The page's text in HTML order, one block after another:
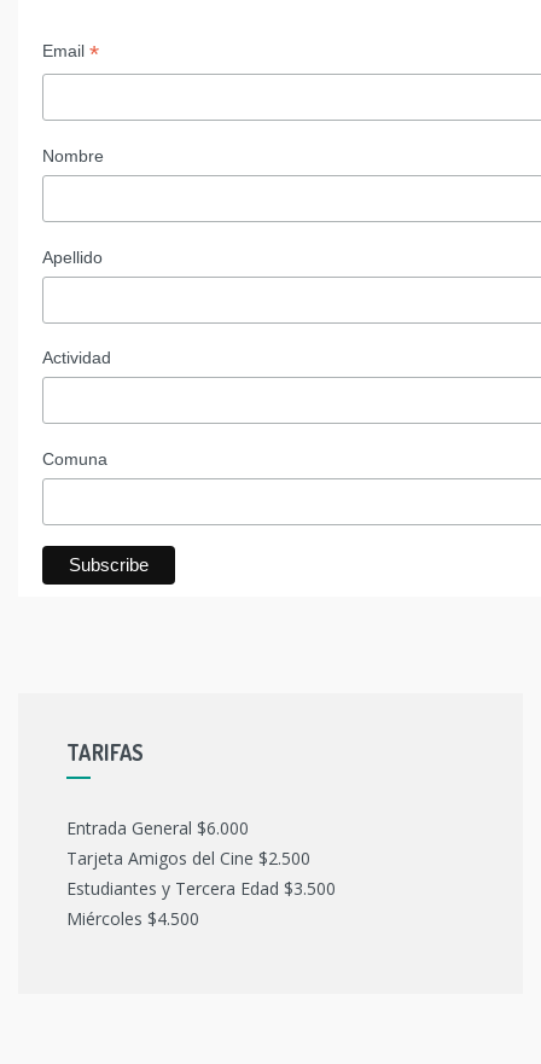
Email *
Nombre
Apellido
Actividad
Comuna
TARIFAS
Entrada General $6.000
Tarjeta Amigos del Cine $2.500
Estudiantes y Tercera Edad $3.500
Miércoles $4.500